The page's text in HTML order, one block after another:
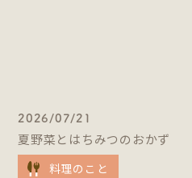
2026/07/21
夏野菜とはちみつのおかず
料理のこと